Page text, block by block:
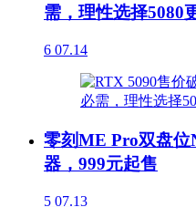
需，理性选择5080
6 07.14
零刻ME Pro双盘位
器，999元起售
5 07.13